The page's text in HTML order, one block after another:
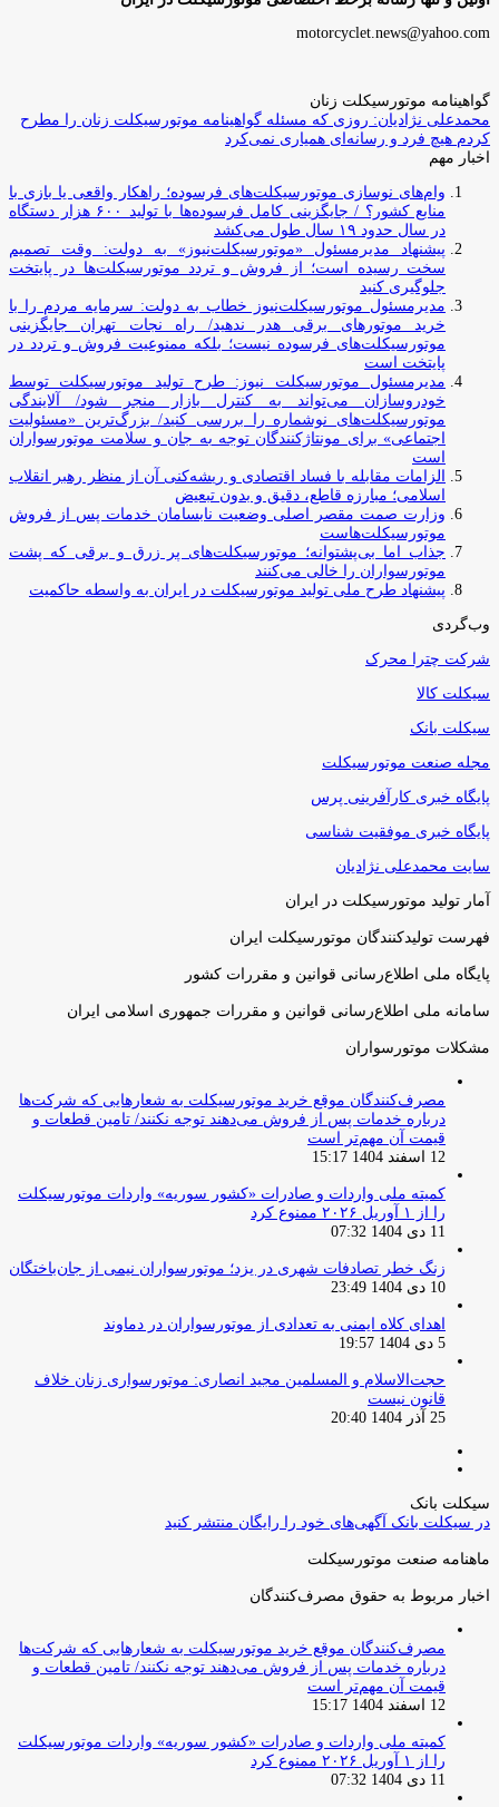
motorcyclet.news@yahoo.com
گواهینامه موتورسیکلت زنان
محمدعلی نژادیان: روزی که مسئله گواهینامه موتورسیکلت زنان را مطرح
کردم هیچ فرد و رسانه‌ای همیاری نمی‌کرد
اخبار مهم
وام‌های نوسازی موتورسیکلت‌های فرسوده؛ راهکار واقعی یا بازی با
منابع کشور؟ / جایگزینی کامل فرسوده‌ها با تولید ۶۰۰ هزار دستگاه
در سال حدود ۱۹ سال طول می‌کشد
پیشنهاد مدیرمسئول «موتورسیکلت‌نیوز» به دولت: وقت تصمیم
سخت رسیده است؛ از فروش و تردد موتورسیکلت‌ها در پایتخت
جلوگیری کنید
مدیرمسئول موتورسیکلت‌نیوز خطاب به دولت: سرمایه مردم را با
خرید موتورهای برقی هدر ندهید/ راه نجات تهران جایگزینی
موتورسیکلت‌های فرسوده نیست؛ بلکه ممنوعیت فروش و تردد در
پایتخت است
مدیرمسئول موتورسیکلت نیوز: طرح تولید موتورسیکلت توسط
خودروسازان می‌تواند به کنترل بازار منجر شود/ آلایندگی
موتورسیکلت‌های نوشماره را بررسی کنید/ بزرگ‌ترین «مسئولیت
اجتماعی» برای مونتاژکنندگان توجه به جان و سلامت موتورسواران
است
الزامات مقابله با فساد اقتصادی و ریشه‌کنی آن از منظر رهبر انقلاب
اسلامی؛ مبارزه قاطع، دقیق و بدون تبعیض
وزارت صمت مقصر اصلی وضعیت نابسامان خدمات پس از فروش
موتورسیکلت‌هاست
جذاب اما بی‌پشتوانه؛ موتورسیکلت‌های پر زرق‌ و برقی که پشت
موتورسواران را خالی می‌کنند
پیشنهاد طرح ملی تولید موتورسیکلت در ایران به واسطه حاکمیت
وب‌گردی
شرکت چترا محرک
سیکلت کالا
سیکلت بانک
مجله صنعت موتورسیکلت
پایگاه خبری کارآفرینی پرس
پایگاه خبری موفقیت شناسی
سایت محمدعلی نژادیان
آمار تولید موتورسیکلت در ایران
فهرست تولیدکنندگان موتورسیکلت ایران
پایگاه ملی اطلاع‌رسانی قوانین و مقررات کشور
سامانه ملی اطلاع‌رسانی قوانین و مقررات جمهوری اسلامی ایران
مشکلات موتورسواران
مصرف‌کنندگان موقع خرید موتورسیکلت به شعارهایی که شرکت‌ها
درباره خدمات پس از فروش می‌دهند توجه نکنند/ تامین قطعات و
قیمت آن مهم‌تر است
12 اسفند 1404 15:17
کمیته ملی واردات و صادرات «کشور سوریه» واردات موتورسیکلت
را از ۱ آوریل ۲۰۲۶ ممنوع کرد
11 دی 1404 07:32
زنگ خطر تصادفات شهری در یزد؛ موتورسواران نیمی از جان‌باختگان
10 دی 1404 23:49
اهدای کلاه ایمنی به تعدادی از موتورسواران در دماوند
5 دی 1404 19:57
حجت‌الاسلام و المسلمین مجید انصاری: موتورسواری زنان خلاف
قانون نیست
25 آذر 1404 20:40
سیکلت بانک
در سیکلت بانک آگهی‌های خود را رایگان منتشر کنید
ماهنامه صنعت موتورسیکلت
اخبار مربوط به حقوق مصرف‌کنندگان
مصرف‌کنندگان موقع خرید موتورسیکلت به شعارهایی که شرکت‌ها
درباره خدمات پس از فروش می‌دهند توجه نکنند/ تامین قطعات و
قیمت آن مهم‌تر است
12 اسفند 1404 15:17
کمیته ملی واردات و صادرات «کشور سوریه» واردات موتورسیکلت
را از ۱ آوریل ۲۰۲۶ ممنوع کرد
11 دی 1404 07:32